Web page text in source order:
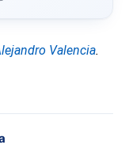
Valencia.